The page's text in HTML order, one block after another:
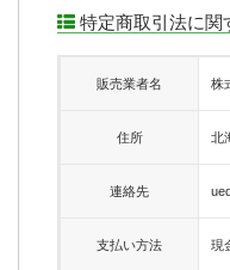
特定商取引法に関
販売業者名 株
住所 北
連絡先
支払い方法 現